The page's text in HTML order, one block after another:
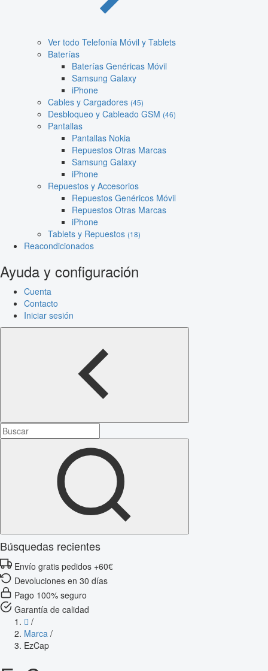
Ver todo Telefonía Móvil y Tablets
Baterías
Baterías Genéricas Móvil
Samsung Galaxy
iPhone
Cables y Cargadores (45)
Desbloqueo y Cableado GSM (46)
Pantallas
Pantallas Nokia
Repuestos Otras Marcas
Samsung Galaxy
iPhone
Repuestos y Accesorios
Repuestos Genéricos Móvil
Repuestos Otras Marcas
iPhone
Tablets y Repuestos (18)
Reacondicionados
Ayuda y configuración
Cuenta
Contacto
Iniciar sesión
Búsquedas recientes
Envío gratis pedidos +60€
Devoluciones en 30 días
Pago 100% seguro
Garantía de calidad
/
Marca /
EzCap